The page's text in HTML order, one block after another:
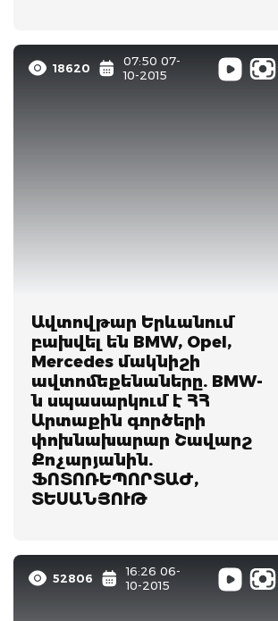
18620
07:50 07-
10-2015
Ավտովթար Երևանում
բախվել են BMW, Opel,
Mercedes մակնիշի
ավտոմեքենաները. BMW-
ն սպասարկում է ՀՀ
Արտաքին գործերի
փոխնախարար Շավարշ
Քոչարյանին.
ՖՈՏՈՌԵՊՈՐՏԱԺ,
ՏԵՍԱՆՅՈՒԹ
52806
16:26 06-
10-2015